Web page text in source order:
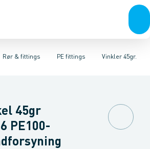
Rør & fittings
& anboringerMuffer, klemmer &
PE fittings
PE fittings Duktiljern fittingsVinkler 45gr.
60gr.Vinkler 45gr.Vinkler 30gr.Vinkler
45gr
PE100-